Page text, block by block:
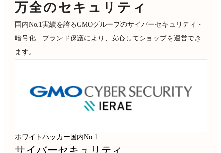
万全のセキュリティ
国内No.1実績を誇るGMOグループのサイバーセキュリティ・
暗号化・ブランド保護により、安心してショップを運営でき
ます。
ホワイトハッカー国内No.1
サイバーセキュリティ